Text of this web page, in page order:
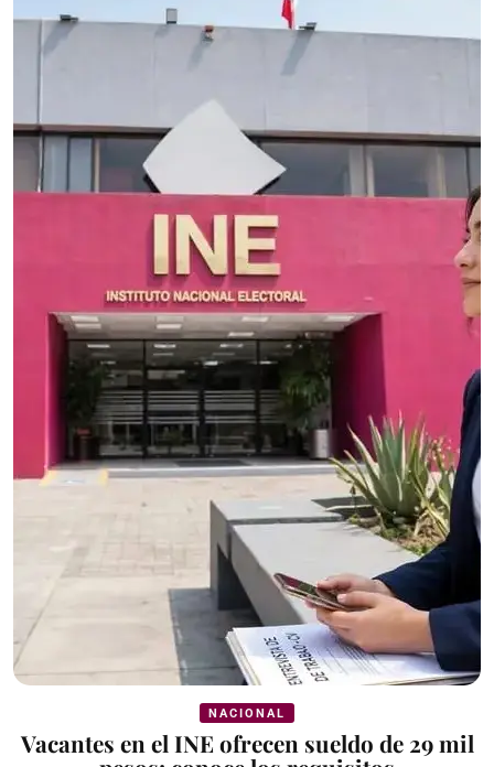
NACIONAL
Vacantes en el INE ofrecen sueldo de 29 mil